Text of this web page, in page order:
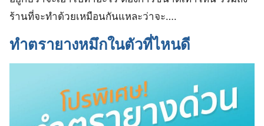
ร้านที่จะทำด้วยเหมือนกันแหละ​ว่าจะ….
ทำตรายางหมึกในตัวที่ไหนดี